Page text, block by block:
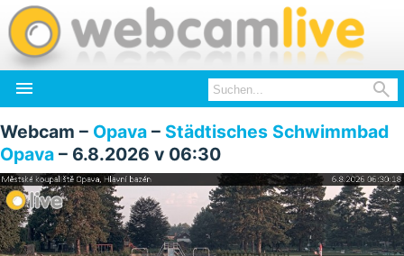
 
Webcam – Opava – Städtisches Schwimmbad
Opava – 6.8.2026 v 06:30